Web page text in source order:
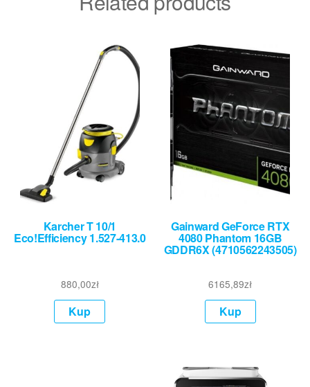
Karcher T 10/1
Eco!Efficiency 1.527-413.0
880,00zł
Kup
Gainward GeForce RTX
4080 Phantom 16GB
GDDR6X (4710562243505)
6165,89zł
Kup